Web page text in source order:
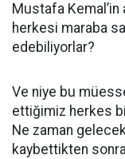
Mustafa
herkesi maraba
edebiliyorlar?
Ve niye bu
ettiğimiz herkes
Ne zaman
kaybettikten sonra